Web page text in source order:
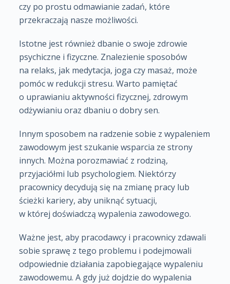
czy po prostu odmawianie zadań, które
przekraczają nasze możliwości.
Istotne jest również dbanie o swoje zdrowie
psychiczne i fizyczne. Znalezienie sposobów
na relaks, jak medytacja, joga czy masaż, może
pomóc w redukcji stresu. Warto pamiętać
o uprawianiu aktywności fizycznej, zdrowym
odżywianiu oraz dbaniu o dobry sen.
Innym sposobem na radzenie sobie z wypaleniem
zawodowym jest szukanie wsparcia ze strony
innych. Można porozmawiać z rodziną,
przyjaciółmi lub psychologiem. Niektórzy
pracownicy decydują się na zmianę pracy lub
ścieżki kariery, aby uniknąć sytuacji,
w której doświadczą wypalenia zawodowego.
Ważne jest, aby pracodawcy i pracownicy zdawali
sobie sprawę z tego problemu i podejmowali
odpowiednie działania zapobiegające wypaleniu
zawodowemu. A gdy już dojdzie do wypalenia